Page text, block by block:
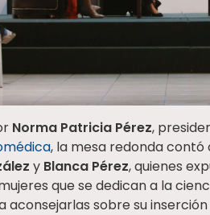
Norma Patricia Pérez,
, la mesa redonda
y Blanca Pérez, quienes
que se dedican a la
aconsejarlas sobre su